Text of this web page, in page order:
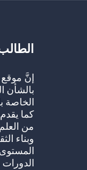
إنَّ
بالشأن
الخاصة
كما
من
وبناء